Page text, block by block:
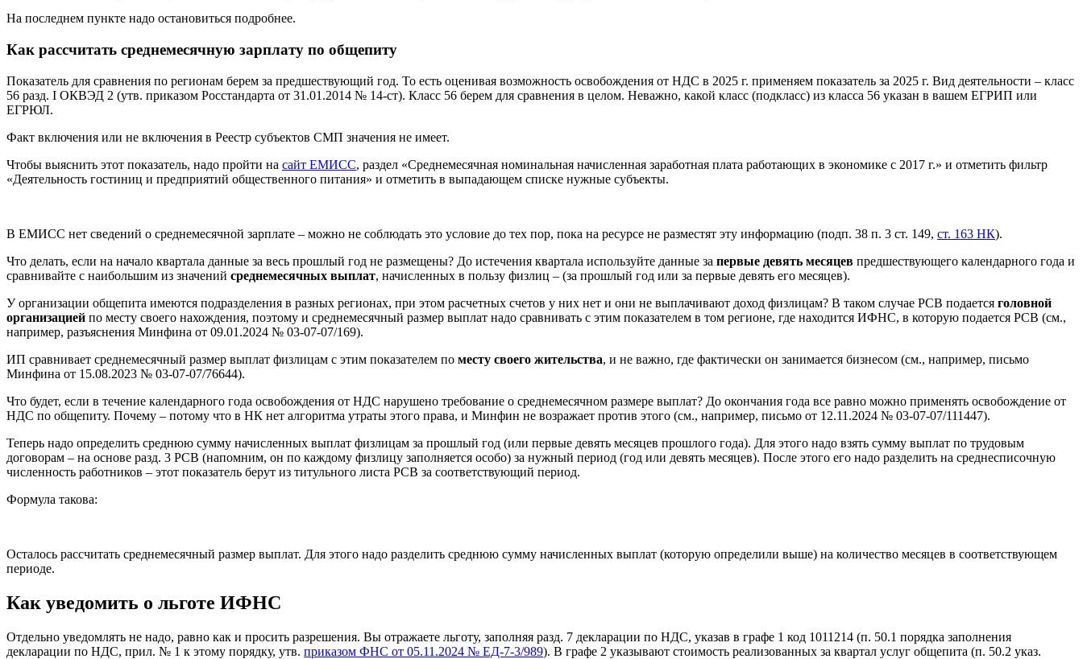
На последнем пункте надо остановиться подробнее.
Как рассчитать среднемесячную зарплату по общепиту
Показатель для сравнения по регионам берем за предшествующий год. То есть оценивая возможность освобождения от НДС в 2025 г. применяем показатель за 2025 г. Вид деятельности – класс
56 разд. I ОКВЭД 2 (утв. приказом Росстандарта от 31.01.2014 № 14-ст). Класс 56 берем для сравнения в целом. Неважно, какой класс (подкласс) из класса 56 указан в вашем ЕГРИП или
ЕГРЮЛ.
Факт включения или не включения в Реестр субъектов СМП значения не имеет.
Чтобы выяснить этот показатель, надо пройти на сайт ЕМИСС, раздел «Среднемесячная номинальная начисленная заработная плата работающих в экономике с 2017 г.» и отметить фильтр
«Деятельность гостиниц и предприятий общественного питания» и отметить в выпадающем списке нужные субъекты.
В ЕМИСС нет сведений о среднемесячной зарплате – можно не соблюдать это условие до тех пор, пока на ресурсе не разместят эту информацию (подп. 38 п. 3 ст. 149, ст. 163 НК).
Что делать, если на начало квартала данные за весь прошлый год не размещены? До истечения квартала используйте данные за первые девять месяцев предшествующего календарного года и
сравнивайте с наибольшим из значений среднемесячных выплат, начисленных в пользу физлиц – (за прошлый год или за первые девять его месяцев).
У организации общепита имеются подразделения в разных регионах, при этом расчетных счетов у них нет и они не выплачивают доход физлицам? В таком случае РСВ подается головной
организацией по месту своего нахождения, поэтому и среднемесячный размер выплат надо сравнивать с этим показателем в том регионе, где находится ИФНС, в которую подается РСВ (см.,
например, разъяснения Минфина от 09.01.2024 № 03-07-07/169).
ИП сравнивает среднемесячный размер выплат физлицам с этим показателем по месту своего жительства, и не важно, где фактически он занимается бизнесом (см., например, письмо
Минфина от 15.08.2023 № 03-07-07/76644).
Что будет, если в течение календарного года освобождения от НДС нарушено требование о среднемесячном размере выплат? До окончания года все равно можно применять освобождение от
НДС по общепиту. Почему – потому что в НК нет алгоритма утраты этого права, и Минфин не возражает против этого (см., например, письмо от 12.11.2024 № 03-07-07/111447).
Теперь надо определить среднюю сумму начисленных выплат физлицам за прошлый год (или первые девять месяцев прошлого года). Для этого надо взять сумму выплат по трудовым
договорам – на основе разд. 3 РСВ (напомним, он по каждому физлицу заполняется особо) за нужный период (год или девять месяцев). После этого его надо разделить на среднесписочную
численность работников – этот показатель берут из титульного листа РСВ за соответствующий период.
Формула такова:
Осталось рассчитать среднемесячный размер выплат. Для этого надо разделить среднюю сумму начисленных выплат (которую определили выше) на количество месяцев в соответствующем
периоде.
Как уведомить о льготе ИФНС
Отдельно уведомлять не надо, равно как и просить разрешения. Вы отражаете льготу, заполняя разд. 7 декларации по НДС, указав в графе 1 код 1011214 (п. 50.1 порядка заполнения
декларации по НДС, прил. № 1 к этому порядку, утв. приказом ФНС от 05.11.2024 № ЕД-7-3/989). В графе 2 указывают стоимость реализованных за квартал услуг общепита (п. 50.2 указ.